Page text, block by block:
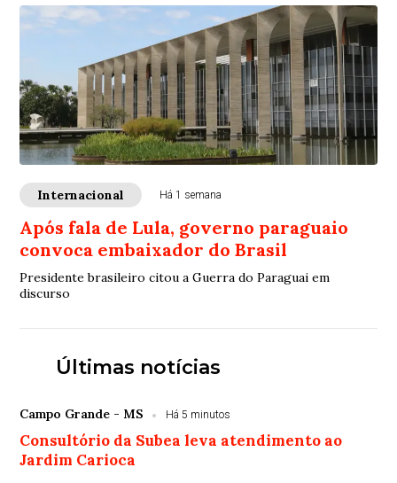
Internacional Há 1 semana
Após fala de Lula, governo paraguaio
convoca embaixador do Brasil
Presidente brasileiro citou a Guerra do Paraguai em
discurso
Últimas notícias
Campo Grande - MS Há 5 minutos
Consultório da Subea leva atendimento ao
Jardim Carioca